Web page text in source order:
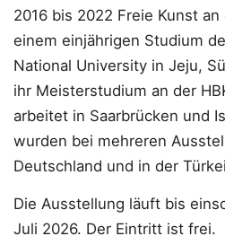
2016 bis 2022 Freie Kunst an
einem einjährigen Studium
National University in Jeju,
ihr Meisterstudium an der
arbeitet in Saarbrücken und
wurden bei mehreren
Deutschland und in der
Die Ausstellung läuft bis
Juli 2026. Der Eintritt ist frei.